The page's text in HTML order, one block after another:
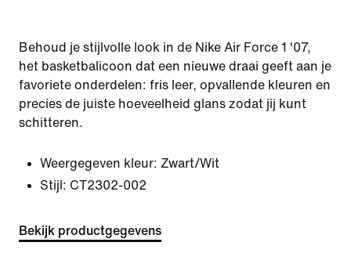
Behoud je stijlvolle look in de Nike Air Force 1 '07,
het basketbalicoon dat een nieuwe draai geeft aan je
favoriete onderdelen: fris leer, opvallende kleuren en
precies de juiste hoeveelheid glans zodat jij kunt
schitteren.
Weergegeven kleur: Zwart/Wit
Stijl: CT2302-002
Bekijk productgegevens